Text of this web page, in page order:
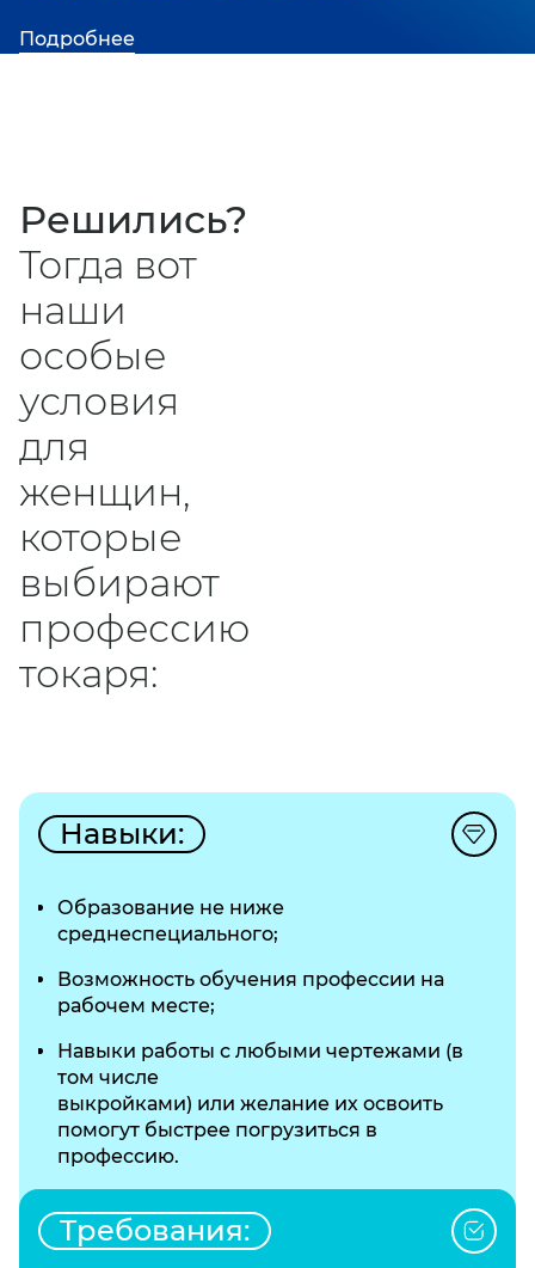
Подробнее
Решились?
Тогда вот
наши
особые
условия
для
женщин,
которые
выбирают
профессию
токаря:
Навыки:
Образование не ниже
среднеспециального;
Возможность обучения профессии на
рабочем месте;
Навыки работы с любыми чертежами (в
том числе
выкройками) или желание их освоить
помогут быстрее погрузиться в
профессию.
Требования: